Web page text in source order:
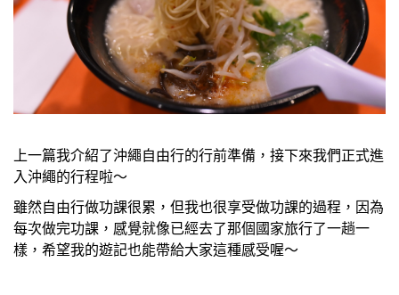
上一篇我介紹了沖繩自由行的行前準備，接下來我們正式進
入沖繩的行程啦～
雖然自由行做功課很累，但我也很享受做功課的過程，因為
每次做完功課，感覺就像已經去了那個國家旅行了一趟一
樣，希望我的遊記也能帶給大家這種感受喔～